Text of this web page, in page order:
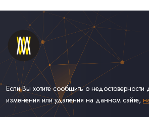
Если Вы хотите сообщить о
изменения или удаления на данном сайте,